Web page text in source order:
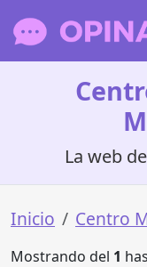
La web
Inicio Centro
Mostrando del 1